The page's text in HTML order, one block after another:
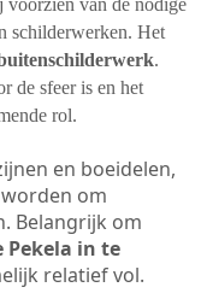
voorzien van de nodige
schilderwerken. Het
.
de sfeer is en het
rol.
en boeidelen,
om
Belangrijk om
in te
relatief vol.